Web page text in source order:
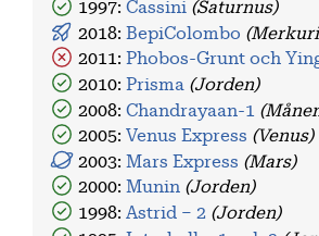
1997:Cassini (Saturnus)
2018:BepiColombo
2011: Phobos-Grunt och
2010: Prisma (Jorden)
2008:Chandrayaan-1
2005: Venus Express (Venus)
2003:Mars Express (Mars)
2000: Munin (Jorden)
1998: Astrid – 2 (Jorden)